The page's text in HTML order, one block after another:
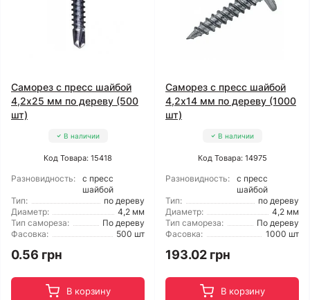
Саморез с пресс шайбой
4,2x25 мм по дереву (500
шт)
В наличии
Код Товара: 15418
Разновидность:
с пресс
шайбой
Тип:
по дереву
Диаметр:
4,2 мм
Тип самореза:
По дереву
Фасовка:
500 шт
0.56 грн
В корзину
Саморез с пресс шайбой
4,2x14 мм по дереву (1000
шт)
В наличии
Код Товара: 14975
Разновидность:
с пресс
шайбой
Тип:
по дереву
Диаметр:
4,2 мм
Тип самореза:
По дереву
Фасовка:
1000 шт
193.02 грн
В корзину